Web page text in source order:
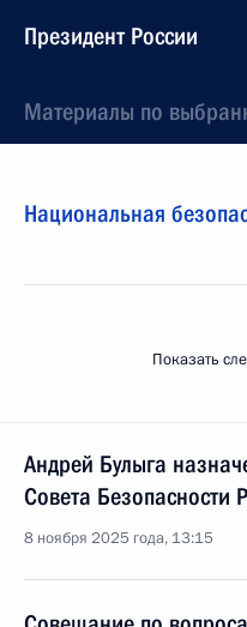
Президент России
Материалы по
Национальная
Показать
Андрей Булыга
Совета Безопасности
8 ноября 2025 года, 13:15